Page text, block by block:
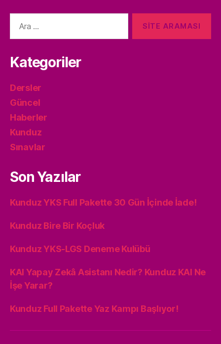
yap:
Kategoriler
Dersler
Güncel
Haberler
Kunduz
Sınavlar
Son Yazılar
Kunduz YKS Full Pakette 30 Gün İçinde İade!
Kunduz Bire Bir Koçluk
Kunduz YKS-LGS Deneme Kulübü
KAI Yapay Zekâ Asistanı Nedir? Kunduz KAI Ne
İşe Yarar?
Kunduz Full Pakette Yaz Kampı Başlıyor!